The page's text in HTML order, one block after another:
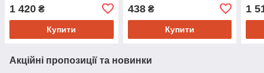
1 420 ₴
Купити
438₴
Купити
1
Акційні пропозиції та новинки